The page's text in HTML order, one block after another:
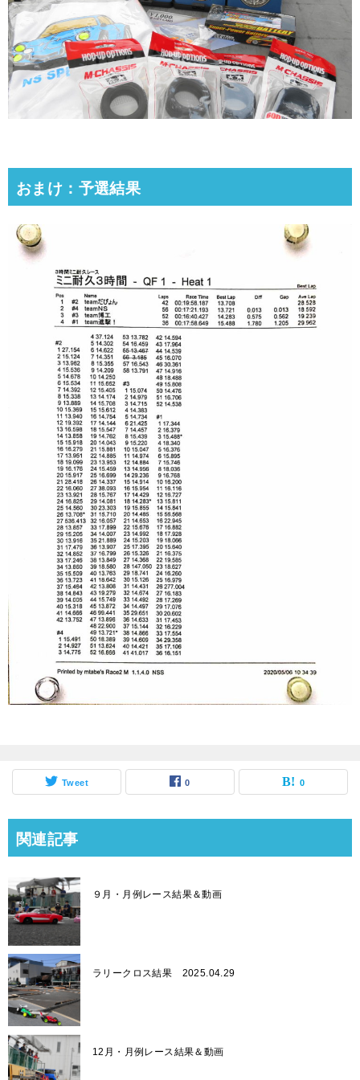
おまけ：予選結果
Tweet 0 0
関連記事
９月・月例レース結果＆動画
ラリークロス結果 2025.04.29
12月・月例レース結果＆動画